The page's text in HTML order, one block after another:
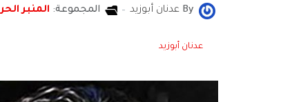
By عدنان أبوزيد المجموعة: المنبر الحر
عدنان أبوزيد